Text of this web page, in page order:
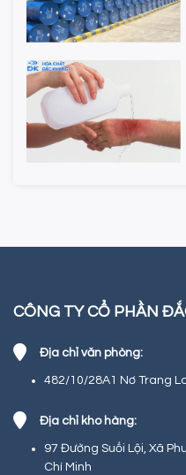
CÔNG TY CỔ PHẦN
Địa chỉ văn phòng:
482/10/28A1 Nơ Trang
Địa chỉ kho hàng:
97 Đường Suối Lội, Xã
Chí Minh